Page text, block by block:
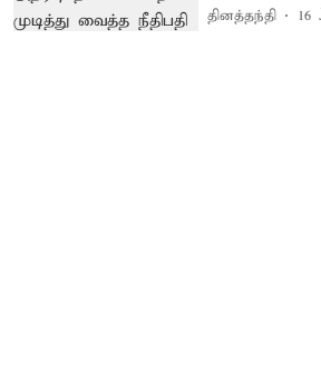
தினத்தந்தி 16